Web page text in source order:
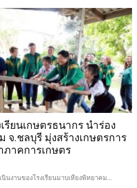
รียนเกษตรธนากร นำร่อง
จ.ชลบุรี มุ่งสร้างเกษตรการ
ภาคการเกษตร
นงานของโรงเรียนมาบเหียงพิทยาคม...